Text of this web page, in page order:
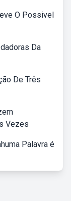
O Possivel
Da
De Três
Vezes
Palavra é